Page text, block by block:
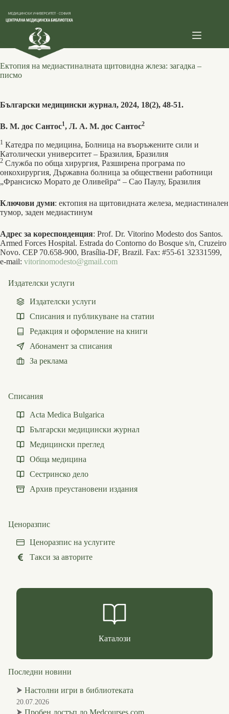
content
Ектопия на медиастиналната щитовидна жлеза: загадка –
писмо
Български медицински журнал, 2024, 18(2), 48-51.
В. М. дос Сантос1, Л. А. М. дос Сантос2
1 Катедра по медицина, Болница на въоръжените сили и
Католически университет – Бразилия, Бразилия
2 Служба по обща хирургия, Разширена програма по
онкохирургия, Държавна болница за обществени работници
„Франсиско Морато де Оливейра“ – Сао Паулу, Бразилия
Ключови думи: ектопия на щитовидната железа, медиастинален
тумор, заден медиастинум
Адрес за кореспонденция: Prof. Dr. Vitorino Modesto dos Santos.
Armed Forces Hospital. Estrada do Contorno do Bosque s/n, Cruzeiro
Novo. CEP 70.658-900, Brasília-DF, Brazil. Fax: #55-61 32331599,
e-mail: vitorinomodesto@gmail.com
Издателски услуги
Издателски услуги
Списания и публикуване на статии
Редакция и оформление на книги
Абонамент за списания
За реклама
Списания
Acta Medica Bulgarica
Български медицински журнал
Медицински преглед
Обща медицина
Сестринско дело
Архив преустановени издания
Ценоразпис
Ценоразпис на услугите
Такси за авторите
Каталози
Последни новини
⮞ Настолни игри в библиотеката
20.07.2026
⮞ Пробен достъп до Medcourses.com